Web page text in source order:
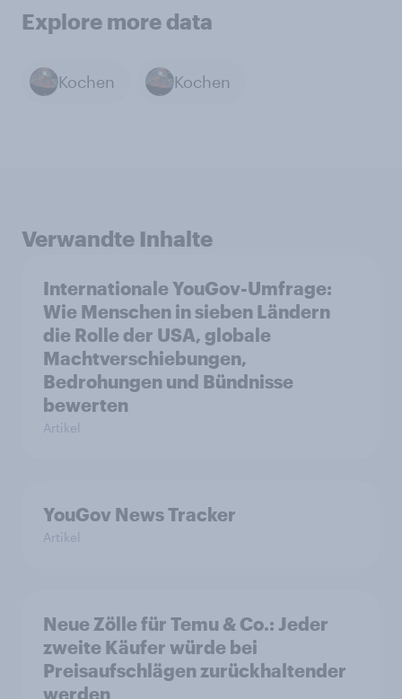
Explore more data
Kochen Kochen
Verwandte Inhalte
Internationale YouGov-Umfrage:
Wie Menschen in sieben Ländern
die Rolle der USA, globale
Machtverschiebungen,
Bedrohungen und Bündnisse
bewerten
Artikel
YouGov News Tracker
Artikel
Neue Zölle für Temu & Co.: Jeder
zweite Käufer würde bei
Preisaufschlägen zurückhaltender
werden